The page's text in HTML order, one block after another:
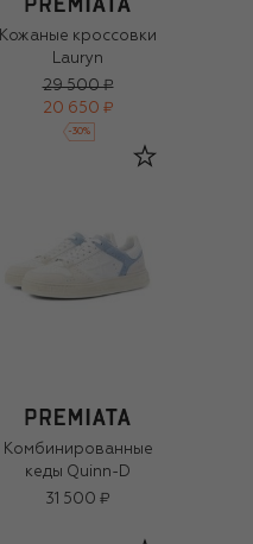
Кожаные кроссовки
Lauryn
29 500 ₽
20 650 ₽
-30%
Комбинированные
кеды Quinn-D
31 500 ₽